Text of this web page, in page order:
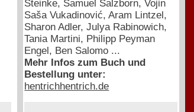
Steinke, Samuel Salzborn, Vojin
Saša Vukadinović, Aram Lintzel,
Sharon Adler, Julya Rabinowich,
Tania Martini, Philipp Peyman
Engel, Ben Salomo ...
Mehr Infos zum Buch und
Bestellung unter:
hentrichhentrich.de